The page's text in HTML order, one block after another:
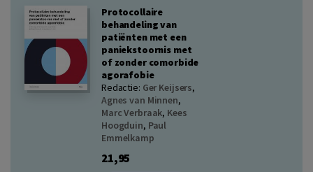
Protocollaire
behandeling van
patiënten met een
paniekstoornis met
of zonder comorbide
agorafobie
Redactie: Ger Keijsers,
Agnes van Minnen,
Marc Verbraak, Kees
Hoogduin, Paul
Emmelkamp
21,95